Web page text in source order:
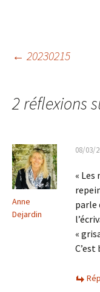
des
← 20230215
2 réflexions
Anne
Dejardin
08/03/
«
parle
«